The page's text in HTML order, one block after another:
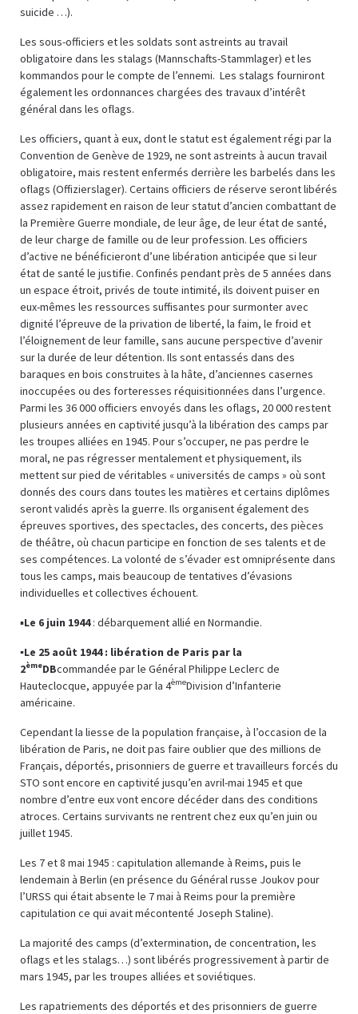
suicide …).
Les sous-officiers et les soldats sont astreints au travail
obligatoire dans les stalags (Mannschafts-Stammlager) et les
kommandos pour le compte de l’ennemi. Les stalags fourniront
également les ordonnances chargées des travaux d’intérêt
général dans les oflags.
Les officiers, quant à eux, dont le statut est également régi par la
Convention de Genève de 1929, ne sont astreints à aucun travail
obligatoire, mais restent enfermés derrière les barbelés dans les
oflags (Offizierslager). Certains officiers de réserve seront libérés
assez rapidement en raison de leur statut d’ancien combattant de
la Première Guerre mondiale, de leur âge, de leur état de santé,
de leur charge de famille ou de leur profession. Les officiers
d’active ne bénéficieront d’une libération anticipée que si leur
état de santé le justifie. Confinés pendant près de 5 années dans
un espace étroit, privés de toute intimité, ils doivent puiser en
eux-mêmes les ressources suffisantes pour surmonter avec
dignité l’épreuve de la privation de liberté, la faim, le froid et
l’éloignement de leur famille, sans aucune perspective d’avenir
sur la durée de leur détention. Ils sont entassés dans des
baraques en bois construites à la hâte, d’anciennes casernes
inoccupées ou des forteresses réquisitionnées dans l’urgence.
Parmi les 36 000 officiers envoyés dans les oflags, 20 000 restent
plusieurs années en captivité jusqu’à la libération des camps par
les troupes alliées en 1945. Pour s’occuper, ne pas perdre le
moral, ne pas régresser mentalement et physiquement, ils
mettent sur pied de véritables « universités de camps » où sont
donnés des cours dans toutes les matières et certains diplômes
seront validés après la guerre. Ils organisent également des
épreuves sportives, des spectacles, des concerts, des pièces
de théâtre, où chacun participe en fonction de ses talents et de
ses compétences. La volonté de s’évader est omniprésente dans
tous les camps, mais beaucoup de tentatives d’évasions
individuelles et collectives échouent.
▪Le 6 juin 1944: débarquement allié en Normandie.
▪Le 25 août 1944 : libération de Paris par la
2èmeDBcommandée par le Général Philippe Leclerc de
Hauteclocque, appuyée par la 4èmeDivision d’Infanterie
américaine.
Cependant la liesse de la population française, à l’occasion de la
libération de Paris, ne doit pas faire oublier que des millions de
Français, déportés, prisonniers de guerre et travailleurs forcés du
STO sont encore en captivité jusqu’en avril-mai 1945 et que
nombre d’entre eux vont encore décéder dans des conditions
atroces. Certains survivants ne rentrent chez eux qu’en juin ou
juillet 1945.
Les 7 et 8 mai 1945 : capitulation allemande à Reims, puis le
lendemain à Berlin (en présence du Général russe Joukov pour
l’URSS qui était absente le 7 mai à Reims pour la première
capitulation ce qui avait mécontenté Joseph Staline).
La majorité des camps (d’extermination, de concentration, les
oflags et les stalags…) sont libérés progressivement à partir de
mars 1945, par les troupes alliées et soviétiques.
Les rapatriements des déportés et des prisonniers de guerre